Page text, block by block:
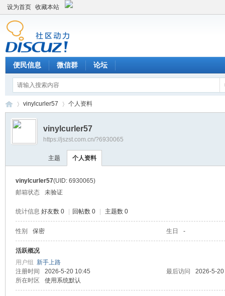
设为首页 收藏本站
便民信息 微信群 论坛
›
vinylcurler57 个人资料
vinylcurler57
https://jszst.com.cn/?6930065
主题 个人资料
vinylcurler57(UID: 6930065)
邮箱状态
未验证
统计信息 好友数 0 回帖数 0 主题数 0
性别 保密 生日 -
活跃概况
用户组 新手上路
注册时间
2026-5-20 10:45 最后访问
2026-5-
所在时区
使用系统默认